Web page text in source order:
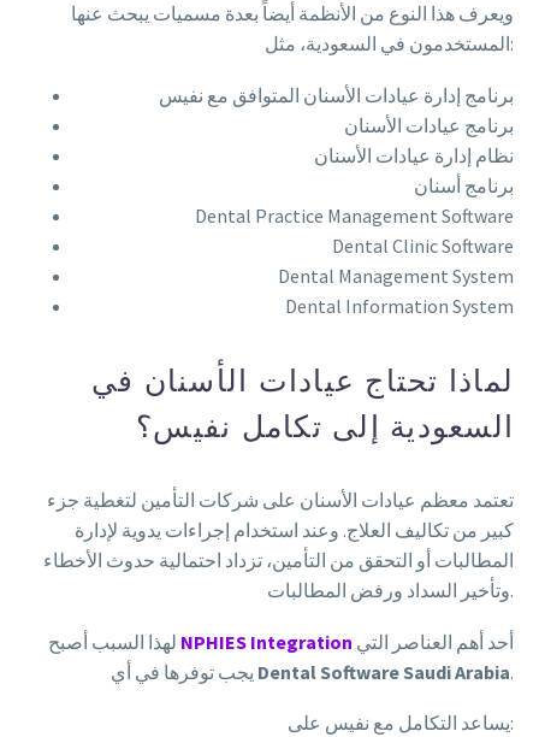
ويعرف هذا النوع من الأنظمة أيضاً بعدة مسميات يبحث عنها
المستخدمون في السعودية، مثل:
برنامج إدارة عيادات الأسنان المتوافق مع نفيس
برنامج عيادات الأسنان
نظام إدارة عيادات الأسنان
برنامج أسنان
Dental Practice Management Software
Dental Clinic Software
Dental Management System
Dental Information System
لماذا تحتاج عيادات الأسنان في
السعودية إلى تكامل نفيس؟
تعتمد معظم عيادات الأسنان على شركات التأمين لتغطية جزء
كبير من تكاليف العلاج. وعند استخدام إجراءات يدوية لإدارة
المطالبات أو التحقق من التأمين، تزداد احتمالية حدوث الأخطاء
وتأخير السداد ورفض المطالبات.
NPHIES Integration
Dental Software Saudi Arabia.
يساعد التكامل مع نفيس على: